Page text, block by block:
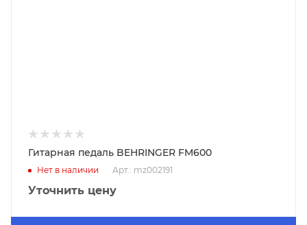
Гитарная педаль BEHRINGER FM600
Нет в наличии Арт.: mz002191
Уточнить цену